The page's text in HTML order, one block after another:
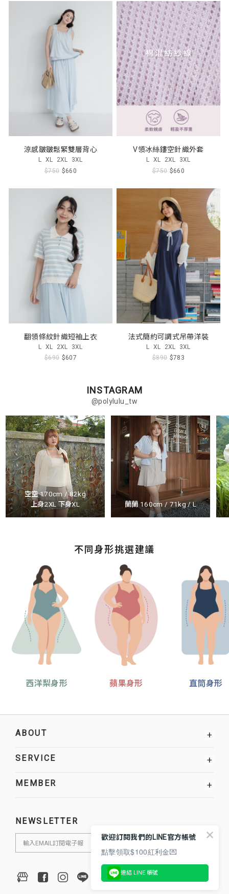
涼感皺皺鬆緊雙層背心
L XL 2XL 3XL
$750 $660
V領冰絲鏤空針織外套
L XL 2XL 3XL
$750 $660
翻領條紋針織短袖上衣
L XL 2XL 3XL
$690 $607
法式簡約可調式吊帶洋裝
L XL 2XL 3XL
$890 $783
INSTAGRAM
@polylulu_tw
空空 170cm / 82kg
上身2XL 下身XL
蘭蘭 160cm / 71kg / L
不同身形挑選建議
西洋梨身形 蘋果身形 直筒身形
ABOUT +
SERVICE +
MEMBER +
NEWSLETTER
歡迎訂閱我們的LINE官方帳號
點擊領取$100紅利金💌
連結 LINE 帳號